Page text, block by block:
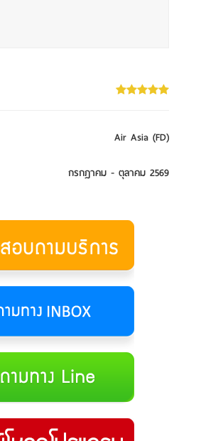
Air Asia (FD)
กรกฎาคม - ตุลาคม 2569